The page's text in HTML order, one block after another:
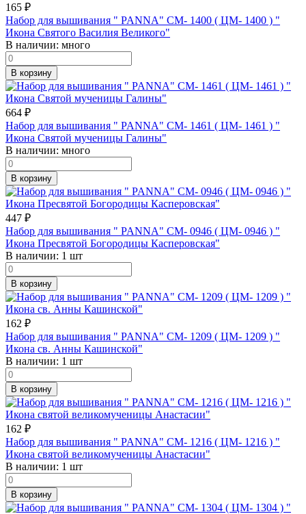
165 ₽
Набор для вышивания " PANNA" CM- 1400 ( ЦМ- 1400 ) "
Икона Святого Василия Великого"
В наличии: много
В корзину
664 ₽
Набор для вышивания " PANNA" CM- 1461 ( ЦМ- 1461 ) "
Икона Святой мученицы Галины"
В наличии: много
В корзину
447 ₽
Набор для вышивания " PANNA" CM- 0946 ( ЦМ- 0946 ) "
Икона Пресвятой Богородицы Касперовская"
В наличии: 1 шт
В корзину
162 ₽
Набор для вышивания " PANNA" CM- 1209 ( ЦМ- 1209 ) "
Икона св. Анны Кашинской"
В наличии: 1 шт
В корзину
162 ₽
Набор для вышивания " PANNA" CM- 1216 ( ЦМ- 1216 ) "
Икона святой великомученицы Анастасии"
В наличии: 1 шт
В корзину